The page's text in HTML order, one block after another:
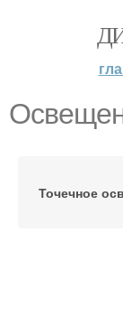
Точечное